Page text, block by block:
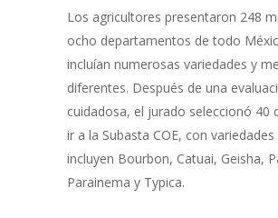
Los agricultores presentaron 248
ocho departamentos de todo
incluían numerosas variedades y
diferentes. Después de una
cuidadosa, el jurado seleccionó 40
ir a la Subasta COE, con variedades
incluyen Bourbon, Catuai, Geisha,
Parainema y Typica.